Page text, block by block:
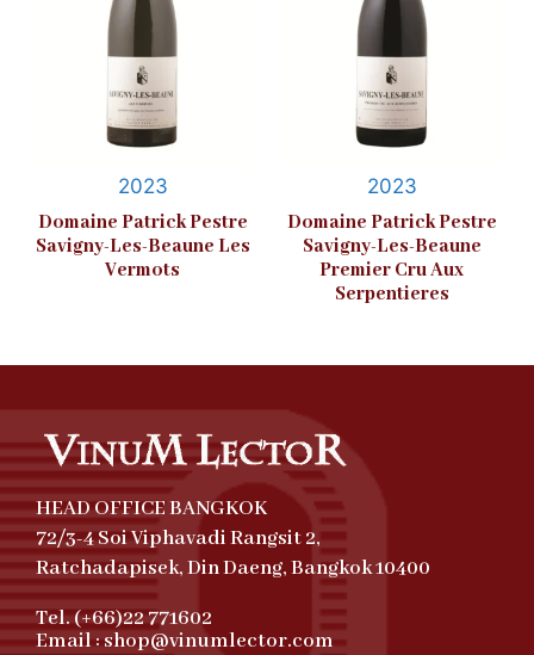
2023
Domaine Patrick Pestre
Savigny-Les-Beaune Les
Vermots
2023
Domaine Patrick Pestre
Savigny-Les-Beaune
Premier Cru Aux
Serpentieres
HEAD OFFICE BANGKOK
72/3-4 Soi Viphavadi Rangsit 2,
Ratchadapisek, Din Daeng, Bangkok 10400
Tel. (+66)22 771602
Email : shop@vinumlector.com